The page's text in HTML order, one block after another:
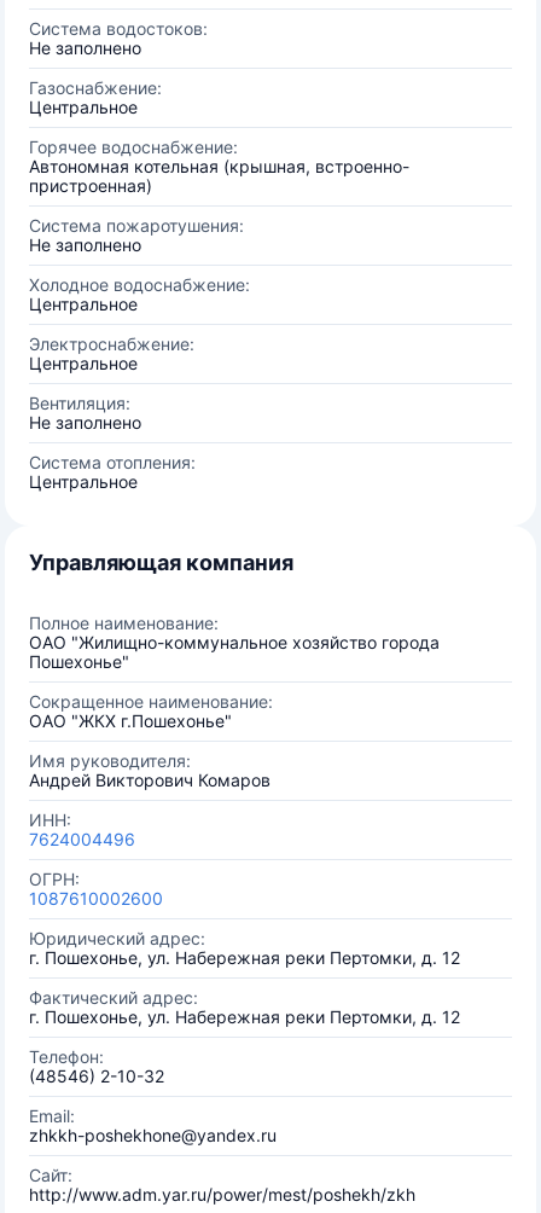
Система водостоков:
Не заполнено
Газоснабжение:
Центральное
Горячее водоснабжение:
Автономная котельная (крышная, встроенно-
пристроенная)
Система пожаротушения:
Не заполнено
Холодное водоснабжение:
Центральное
Электроснабжение:
Центральное
Вентиляция:
Не заполнено
Система отопления:
Центральное
Управляющая компания
Полное наименование:
ОАО "Жилищно-коммунальное хозяйство города
Пошехонье"
Сокращенное наименование:
ОАО "ЖКХ г.Пошехонье"
Имя руководителя:
Андрей Викторович Комаров
ИНН:
7624004496
ОГРН:
1087610002600
Юридический адрес:
г. Пошехонье, ул. Набережная реки Пертомки, д. 12
Фактический адрес:
г. Пошехонье, ул. Набережная реки Пертомки, д. 12
Телефон:
(48546) 2-10-32
Email:
zhkkh-poshekhone@yandex.ru
Сайт:
http://www.adm.yar.ru/power/mest/poshekh/zkh